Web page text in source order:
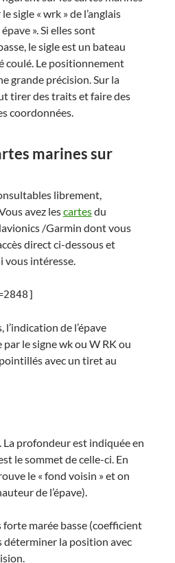
sigle « wrk » de l’anglais
». Si elles sont
le sigle est un bateau
coulé. Le positionnement
grande précision. Sur la
tirer des traits et faire des
coordonnées.
marines sur
librement,
avez lescartesdu
/Garmin dont vous
direct ci-dessous et
vous intéresse.
l’indication de l’épave
le signe wk ou W RK ou
avec un tiret au
La profondeur est indiquée en
le sommet de celle-ci. En
le « fond voisin » et on
de l’épave).
forte marée basse (coefficient
déterminer la position avec